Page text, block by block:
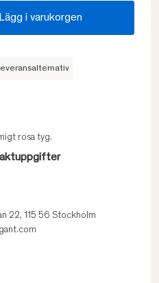
Lägg i varukorgen
rosa tyg.
22, 115 56 Stockholm